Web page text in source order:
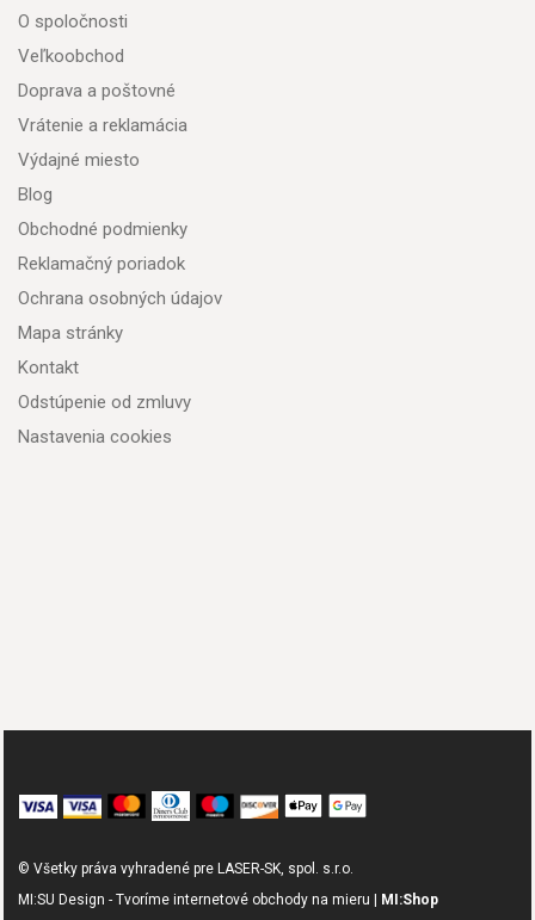
O spoločnosti
Veľkoobchod
Doprava a poštovné
Vrátenie a reklamácia
Výdajné miesto
Blog
Obchodné podmienky
Reklamačný poriadok
Ochrana osobných údajov
Mapa stránky
Kontakt
Odstúpenie od zmluvy
Nastavenia cookies
© Všetky práva vyhradené pre LASER-SK, spol. s.r.o.
MI:SU Design - Tvoríme internetové obchody na mieru |
MI:Shop